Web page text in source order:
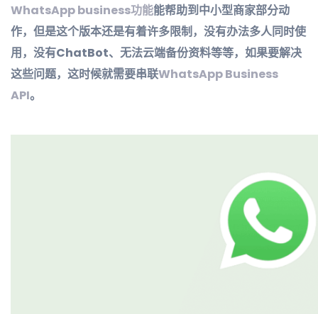
WhatsApp business功能能帮助到中小型商家部分动
作，但是这个版本还是有着许多限制，没有办法多人同时使
用，没有ChatBot、无法云端备份资料等等，如果要解决
这些问题，这时候就需要串联WhatsApp Business
API。